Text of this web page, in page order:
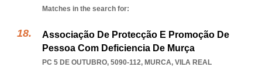
Matches in the search for:
Associação De Protecção E Promoção De
Pessoa Com Deficiencia De Murça
PC 5 DE OUTUBRO, 5090-112, MURCA, VILA REAL